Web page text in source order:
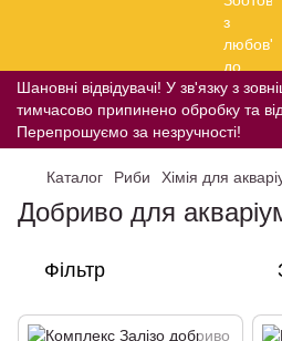
Шановні відвідувачі! У зв'язку з
тимчасово припинено обробку та
Перепрошуємо за незручності!
Каталог Риби Хімія для
Добриво для
Фільтр